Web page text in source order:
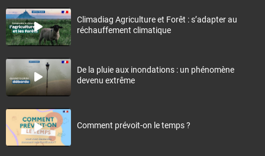
Climadiag Agriculture et Forêt : s’adapter au
réchauffement climatique
De la pluie aux inondations : un phénomène
devenu extrême
Comment prévoit-on le temps ?